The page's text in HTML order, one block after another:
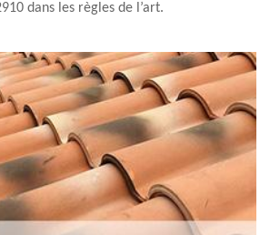
dans les règles de l’art.